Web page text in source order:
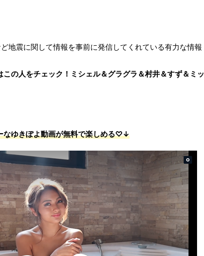
地震に関して情報を事前に発信してくれている有力な情報
の人をチェック！ミシェル＆グラグラ＆村井＆すず＆ミッ
なゆきぽよ動画が無料で楽しめる♡↓